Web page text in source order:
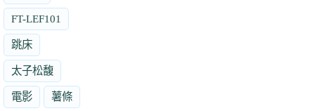
FT-LEF101
跳床
太子松馥
電影 薯條